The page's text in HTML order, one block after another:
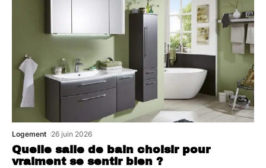
Quelle salle de bain choisir pour
vraiment se sentir bien ?
Logement 26 juin 2026